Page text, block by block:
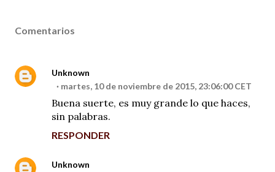
Comentarios
Unknown
martes, 10 de noviembre de 2015, 23:06:00 CET
Buena suerte, es muy grande lo que haces,
sin palabras.
RESPONDER
Unknown